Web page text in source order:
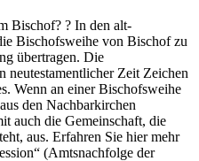
Bischof? ? In den alt-
Bischofsweihe von Bischof zu
übertragen. Die
neutestamentlicher Zeit Zeichen
Wenn an einer Bischofsweihe
den Nachbarkirchen
auch die Gemeinschaft, die
aus. Erfahren Sie hier mehr
(Amtsnachfolge der